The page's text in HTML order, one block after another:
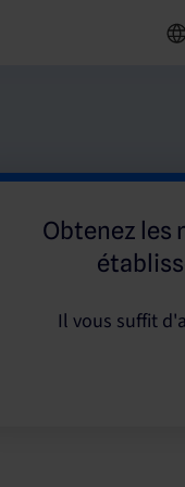
Obtenez les
Il vous suffit